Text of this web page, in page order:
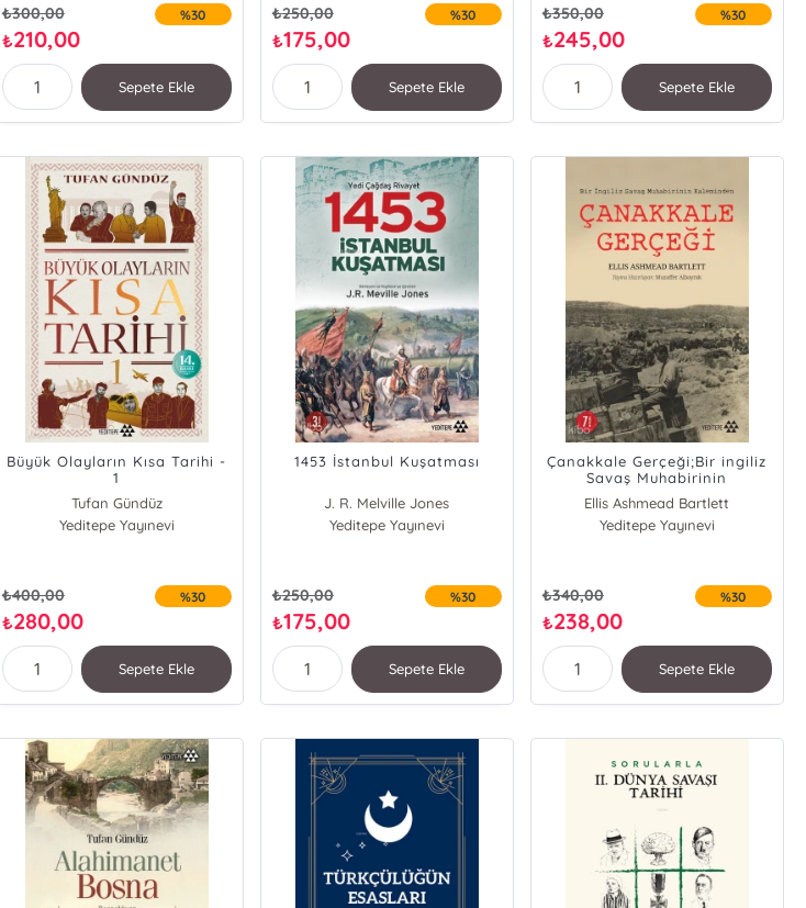
₺300,00
₺210,00
%30
Sepete Ekle
₺250,00
₺175,00
%30
Sepete Ekle
₺350,00
₺245,00
%30
Sepete Ekle
Büyük Olayların Kısa Tarihi -
1
Tufan Gündüz
Yeditepe Yayınevi
₺400,00
₺280,00
%30
Sepete Ekle
1453 İstanbul Kuşatması
J. R. Melville Jones
Yeditepe Yayınevi
₺250,00
₺175,00
%30
Sepete Ekle
Çanakkale Gerçeği;Bir ingiliz
Savaş Muhabirinin
Kaleminden
Ellis Ashmead Bartlett
Yeditepe Yayınevi
₺340,00
₺238,00
%30
Sepete Ekle